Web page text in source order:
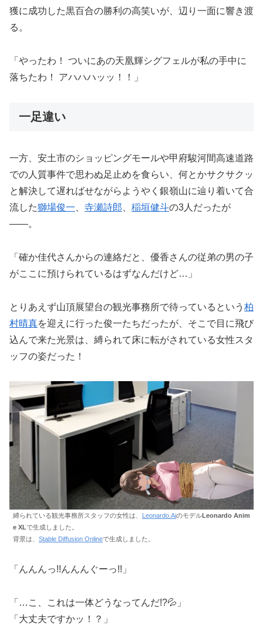
獲に成功した黒百合の勝利の高笑いが、辺り一面に響き渡
る。
「やったわ！ ついにあの天凰輝シグフェルが私の手中に
落ちたわ！ アハハハッッ！！」
一足違い
一方、安土市のショッピングモールや甲府駿河間高速道路
での人質事件で思わぬ足止めを食らい、何とかサクサクッ
と解決して遅ればせながらようやく銀嶺山に辿り着いて合
流した獅場俊一 寺瀬詩郎 稲垣健斗の3人だったが
――。
「確か佳代さんからの連絡だと、優香さんの従弟の男の子
がここに預けられているはずなんだけど…」
とりあえず山頂展望台の観光事務所で待っているという 柏
村晴真を迎えに行った俊一たちだったが、そこで目に飛び
込んで来た光景は、縛られて床に転がされている女性スタ
ッフの姿だった！
縛られている観光事務所スタッフの女性は、 Leonardo.AiのモデルLeonardo Anim
e XLで生成しました。
背景は、 Stable Diffusion Onlineで生成しました。
「んんんっ!!んんんぐーっ!!」
「…こ、これは一体どうなってんだ!?💦」
「大丈夫ですかッ！？」